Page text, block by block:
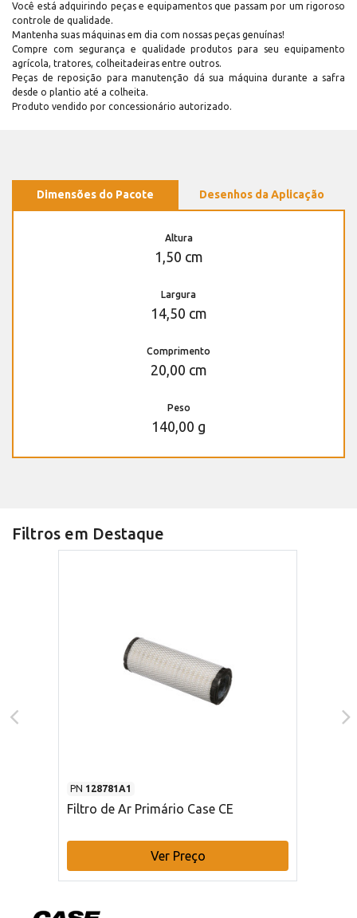
Você está adquirindo peças e equipamentos que passam por um rigoroso
controle de qualidade.
Mantenha suas máquinas em dia com nossas peças genuínas!
Compre com segurança e qualidade produtos para seu equipamento
agrícola, tratores, colheitadeiras entre outros.
Peças de reposição para manutenção dá sua máquina durante a safra
desde o plantio até a colheita.
Produto vendido por concessionário autorizado.
Dimensões do Pacote Desenhos da Aplicação
Altura
1,50 cm
Largura
14,50 cm
Comprimento
20,00 cm
Peso
140,00 g
Filtros em Destaque
PN 128781A1
Filtro de Ar Primário Case CE
Ver Preço